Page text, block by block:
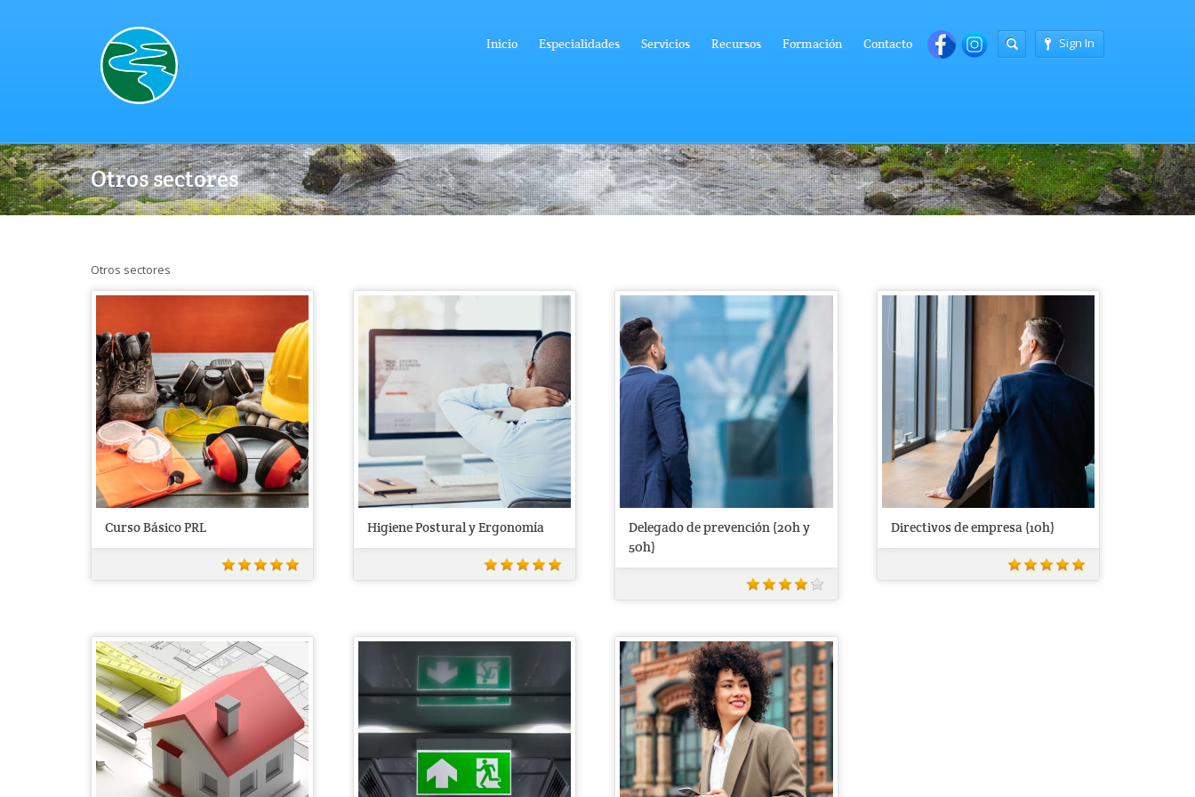
Sign In
Inicio Especialidades Servicios Recursos Formación Contacto
Otros sectores
Otros sectores
Curso Básico PRL Higiene Postural y Ergonomía
Delegado de prevención (20h y
50h)
Directivos de empresa (10h)